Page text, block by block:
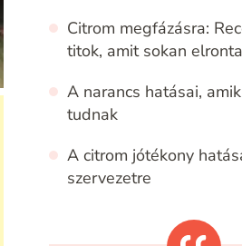
Citrom megfázásra:
titok, amit sokan
A narancs hatásai,
tudnak
A citrom jótékony
szervezetre